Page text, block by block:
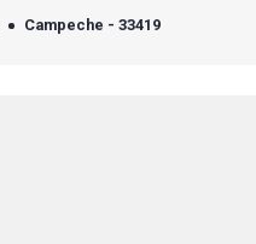
Campeche - 33419